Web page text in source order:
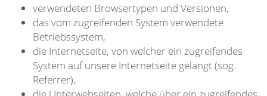
verwendeten Browsertypen und Versionen,
das vom zugreifenden System verwendete
Betriebssystem,
die Internetseite, von welcher ein zugreifendes
System auf unsere Internetseite gelangt (sog.
Referrer),